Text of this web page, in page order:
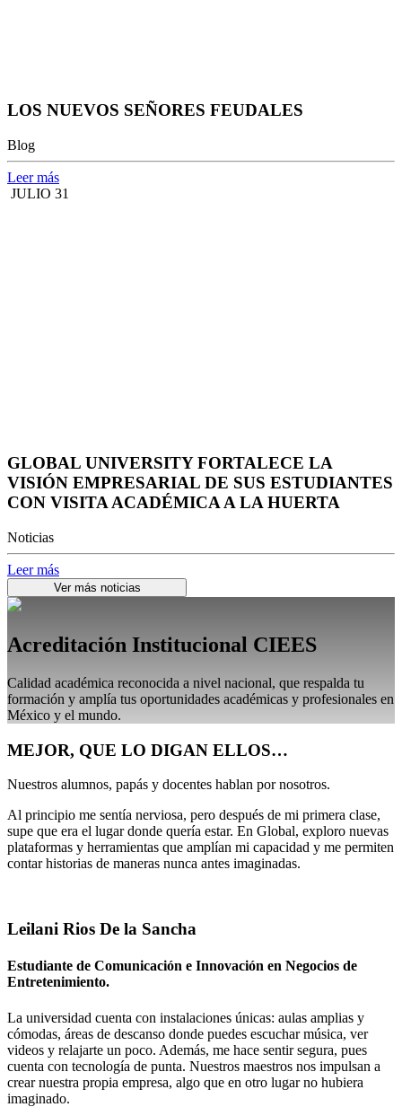
LOS NUEVOS SEÑORES FEUDALES
Blog
Leer más
JULIO 31
GLOBAL UNIVERSITY FORTALECE LA
VISIÓN EMPRESARIAL DE SUS ESTUDIANTES
CON VISITA ACADÉMICA A LA HUERTA
Noticias
Leer más
Ver más noticias
Acreditación Institucional CIEES
Calidad académica reconocida a nivel nacional, que respalda tu
formación y amplía tus oportunidades académicas y profesionales en
México y el mundo.
MEJOR, QUE LO DIGAN ELLOS…
Nuestros alumnos, papás y docentes hablan por nosotros.
Al principio me sentía nerviosa, pero después de mi primera clase,
supe que era el lugar donde quería estar. En Global, exploro nuevas
plataformas y herramientas que amplían mi capacidad y me permiten
contar historias de maneras nunca antes imaginadas.
Leilani Rios De la Sancha
Estudiante de Comunicación e Innovación en Negocios de
Entretenimiento.
La universidad cuenta con instalaciones únicas: aulas amplias y
cómodas, áreas de descanso donde puedes escuchar música, ver
videos y relajarte un poco. Además, me hace sentir segura, pues
cuenta con tecnología de punta. Nuestros maestros nos impulsan a
crear nuestra propia empresa, algo que en otro lugar no hubiera
imaginado.